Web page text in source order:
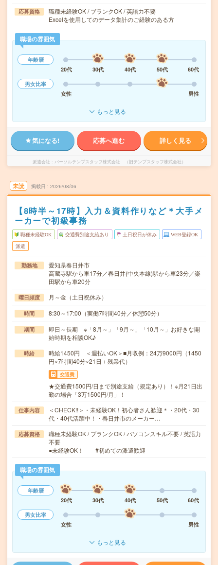
応募資格
職種未経験OK / ブランクOK / 英語力不要
Excelを使用してのデータ集計のご経験のある方
職場の雰囲気
年齢層
20代
30代 40代 50代
60代
男女比率
女性
男性
もっと見る
気になる! 応募へ進む 詳しく見る
派遣会社 パーソルテンプスタッフ株式会社 （旧テンプスタッフ株式会社）
未読 掲載日 2026/08/06
【8時半～17時】入力＆資料作りなど＊大手メ
ーカーで初級事務
職種未経験OK 交通費別途支給あり 土日祝日が休み WEB登録OK
派遣
勤務地
愛知県春日井市
高蔵寺駅から車17分／春日井(中央本線)駅から車23分／楽
田駅から車20分
曜日頻度 月～金（土日祝休み）
時間 8:30～17:00（実働7時間40分／休憩50分）
期間
即日～長期 ※「8月～」「9月～」「10月～」お好きな開
始時期を相談OK♪
時給
時給1450円 ＜週払いOK＞■月収例：24万9000円（1450
円×7時間40分×21日＋残業代）
交通費
★交通費1500円/日まで別途支給（規定あり）！※月21日出
勤の場合「3万1500円/月」！
仕事内容
＜CHECK!!＞・未経験OK！初心者さん歓迎＊・20代・30
代・40代活躍中！・春日井市のメーカー…
応募資格
職種未経験OK / ブランクOK / パソコンスキル不要 / 英語力
不要
●未経験OK！ #初めての派遣歓迎
職場の雰囲気
年齢層
20代
30代 40代 50代
60代
男女比率
女性
男性
もっと見る